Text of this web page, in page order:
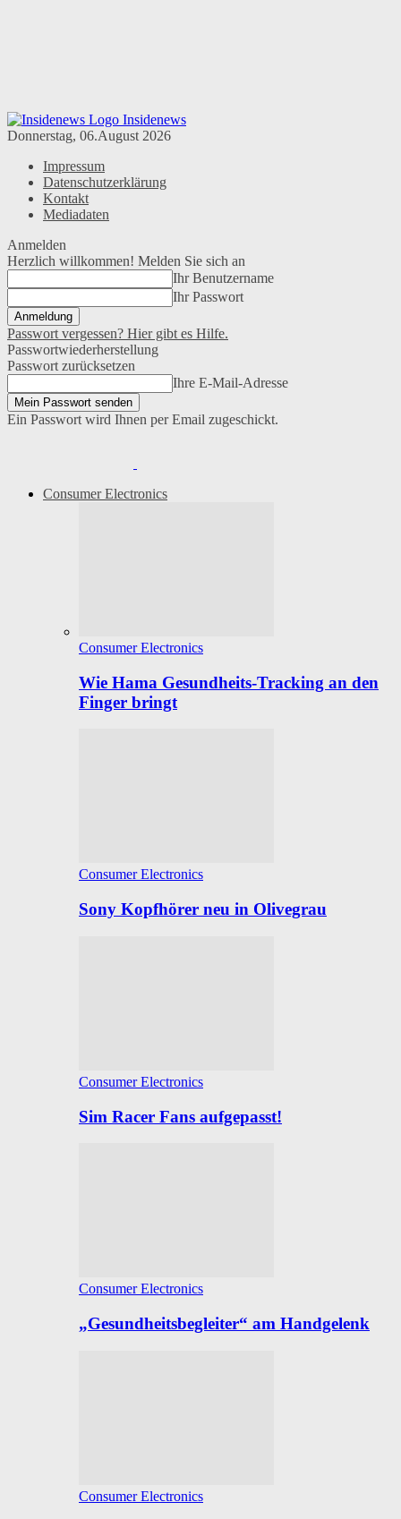
Insidenews
Donnerstag, 06.August 2026
Impressum
Datenschutzerklärung
Kontakt
Mediadaten
Anmelden
Herzlich willkommen! Melden Sie sich an
Ihr Benutzername
Ihr Passwort
Passwort vergessen? Hier gibt es Hilfe.
Passwortwiederherstellung
Passwort zurücksetzen
Ihre E-Mail-Adresse
Ein Passwort wird Ihnen per Email zugeschickt.
Consumer Electronics
Consumer Electronics
Wie Hama Gesundheits-Tracking an den
Finger bringt
Consumer Electronics
Sony Kopfhörer neu in Olivegrau
Consumer Electronics
Sim Racer Fans aufgepasst!
Consumer Electronics
„Gesundheitsbegleiter“ am Handgelenk
Consumer Electronics